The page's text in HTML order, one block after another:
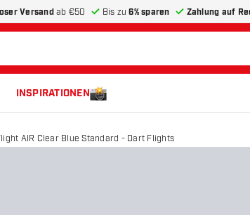
Versandab €50 Bis zu6% sparen Zahlung auf
INSPIRATIONEN
AIR Clear Blue Standard - Dart Flights